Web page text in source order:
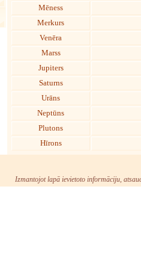
Mēness
Merkurs
Venēra
Marss
Jupiters
Saturns
Urāns
Neptūns
Plutons
Hīrons
Izmantojot lapā ievietoto informāciju,